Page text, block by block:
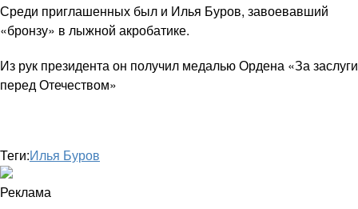
Среди приглашенных был и Илья Буров, завоевавший
«бронзу» в лыжной акробатике.
Из рук президента он получил медалью Ордена «За заслуги
перед Отечеством»
Теги:Илья Буров
Реклама